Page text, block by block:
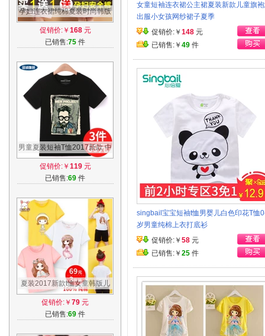
孕妇连衣裙纯棉夏装时尚韩版
孕妇装夏季短袖上衣夏天孕妇
裙中长款
促销价:￥ 168元
已销售:75 件
男童夏装短袖T恤2017新款 中
大童韩版时尚半袖男孩宽松纯
棉上衣潮
促销价:￥ 119元
已销售:69 件
夏装2017新款t恤女童韩版儿
童中大童童装半袖纯棉短袖上
衣打底衫
促销价:￥ 79 元
已销售:69 件
女童短袖连衣裙公主裙夏装新款儿童旗
出服小女孩网纱裙子夏季
促销价:￥ 148 元
已销售:￥ 49 件
singbail宝宝短袖t恤男婴儿白色印花T恤
岁男童纯棉上衣打底衫
促销价:￥ 58 元
已销售:￥ 25 件